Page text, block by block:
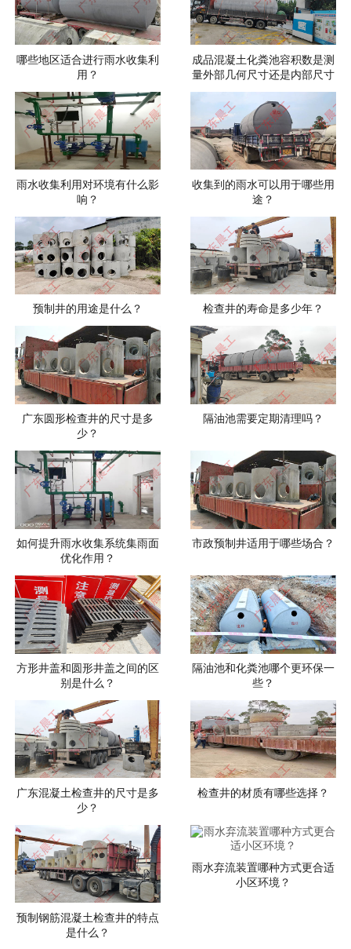
哪些地区适合进行雨水收集利
用？
成品混凝土化粪池容积数是测
量外部几何尺寸还是内部尺寸
雨水收集利用对环境有什么影
响？
收集到的雨水可以用于哪些用
途？
预制井的用途是什么？ 检查井的寿命是多少年？
广东圆形检查井的尺寸是多
少？
隔油池需要定期清理吗？
如何提升雨水收集系统集雨面
优化作用？
市政预制井适用于哪些场合？
方形井盖和圆形井盖之间的区
别是什么？
隔油池和化粪池哪个更环保一
些？
广东混凝土检查井的尺寸是多
少？
检查井的材质有哪些选择？
预制钢筋混凝土检查井的特点
是什么？
雨水弃流装置哪种方式更合适
小区环境？